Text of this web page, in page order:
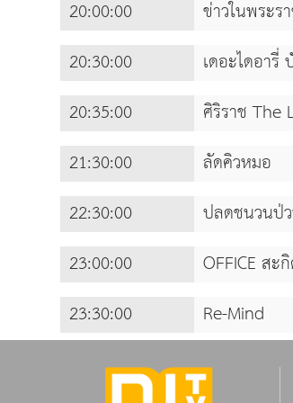
20:00:00
ข่าวในพระร
20:30:00
เดอะไดอา
20:35:00
ศิริราช The
21:30:00
ลัดคิวหมอ
22:30:00
ปลดชนวนป่
23:00:00
OFFICE สะ
23:30:00
Re-Mind